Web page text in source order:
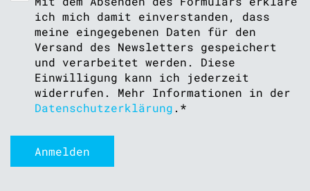
ich mich damit einverstanden, dass
meine eingegebenen Daten für den
Versand des Newsletters gespeichert
und verarbeitet werden. Diese
Einwilligung kann ich jederzeit
widerrufen. Mehr Informationen in der
Datenschutzerklärung . *